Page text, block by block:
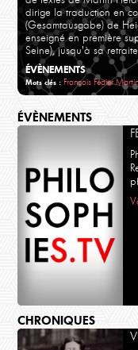
dirige la traduction en
(Gesamtausgabe) de
enseigné en première
Seine), jusqu'à sa
ÉVÈNEMENTS
Mots clés : François Fédier
ÉVÈNEMENTS
CHRONIQUES